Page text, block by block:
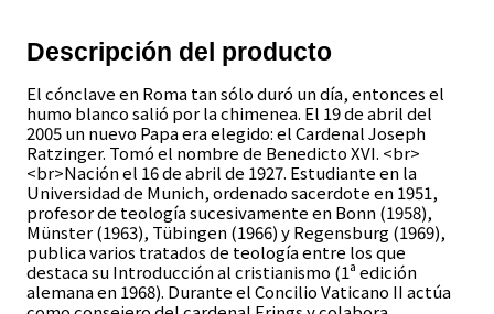
Descripción del producto
El cónclave en Roma tan sólo duró un día, entonces el
humo blanco salió por la chimenea. El 19 de abril del
2005 un nuevo Papa era elegido: el Cardenal Joseph
Ratzinger. Tomó el nombre de Benedicto XVI. <br>
<br>Nación el 16 de abril de 1927. Estudiante en la
Universidad de Munich, ordenado sacerdote en 1951,
profesor de teología sucesivamente en Bonn (1958),
Münster (1963), Tübingen (1966) y Regensburg (1969),
publica varios tratados de teología entre los que
destaca su Introducción al cristianismo (1ª edición
alemana en 1968). Durante el Concilio Vaticano II actúa